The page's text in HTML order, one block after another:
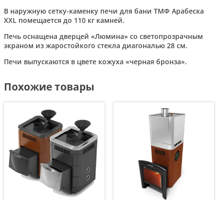
В наружную сетку-каменку печи для бани ТМФ Арабеска
XXL помещается до 110 кг камней.
Печь оснащена дверцей «Люмина» со светопрозрачным
экраном из жаростойкого стекла диагональю 28 см.
Печи выпускаются в цвете кожуха «черная бронза».
Похожие товары